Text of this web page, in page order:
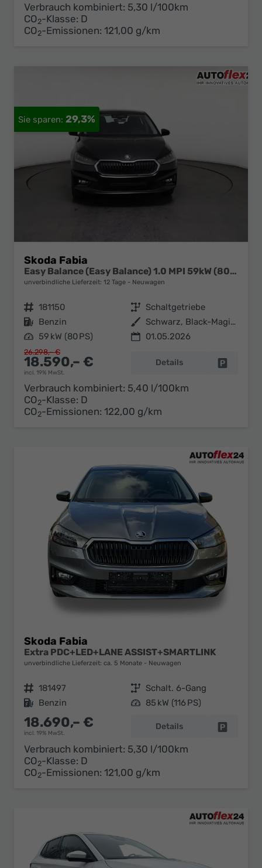
Verbrauch kombiniert: 5,30 l/100km
CO2-Klasse: D
CO2-Emissionen: 121,00 g/km
29,3%
Skoda Fabia
Easy Balance (Easy Balance) 1.0 MPI 59kW (80 PS) 5-Gang-Schaltgetriebe
unverbindliche Lieferzeit: 12 Tage Neuwagen
Fahrzeugnr. 181150 Getriebe Schaltgetriebe
Kraftstoff Benzin Außenfarbe
Schwarz, Black-Magic (1Z1Z)
Leistung 59 kW (80 PS) 01.05.2026
18.590,– €
incl. 19% MwSt.
26.298,– €
Details
Verbrauch kombiniert: 5,40 l/100km
CO2-Klasse: D
CO2-Emissionen: 122,00 g/km
Skoda Fabia
Extra PDC+LED+LANE ASSIST+SMARTLINK
unverbindliche Lieferzeit: ca. 5 Monate Neuwagen
Fahrzeugnr. 181497 Getriebe Schalt. 6-Gang
Kraftstoff Benzin Leistung 85 kW (116 PS)
18.690,– €
incl. 19% MwSt.
Details
Verbrauch kombiniert: 5,30 l/100km
CO2-Klasse: D
CO2-Emissionen: 121,00 g/km